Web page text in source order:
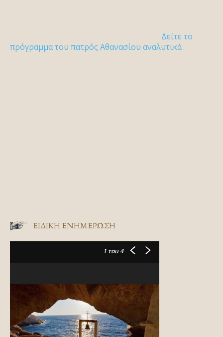
Δείτε το
πρόγραμμα του πατρός Αθανασίου αναλυτικά
ΕΙΔΙΚΉ ΕΝΗΜΈΡΩΣΗ
1 του 4